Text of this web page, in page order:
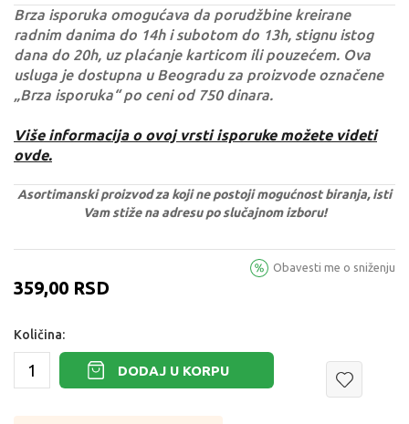
Brza isporuka omogućava da porudžbine kreirane
radnim danima do 14h i subotom do 13h, stignu istog
dana do 20h, uz plaćanje karticom ili pouzećem. Ova
usluga je dostupna u Beogradu za proizvode označene
„Brza isporuka“ po ceni od 750 dinara.
Više informacija o ovoj vrsti isporuke možete videti
ovde.
Asortimanski proizvod za koji ne postoji mogućnost biranja, isti
Vam stiže na adresu po slučajnom izboru!
359,00 RSD
Obavesti me o sniženju
Količina:
DODAJ U KORPU